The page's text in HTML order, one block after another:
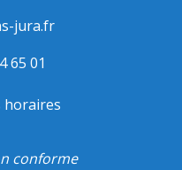
jura.fr
65 01
horaires
conforme